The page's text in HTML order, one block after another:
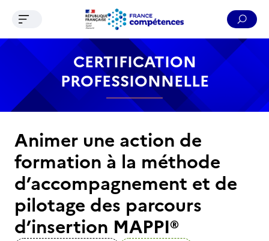
Contenu Recherche Menu Pied de page
Ouvrir le menu de navigation
CERTIFICATION
PROFESSIONNELLE
Animer une action de
formation à la méthode
d’accompagnement et de
pilotage des parcours
d’insertion MAPPI®